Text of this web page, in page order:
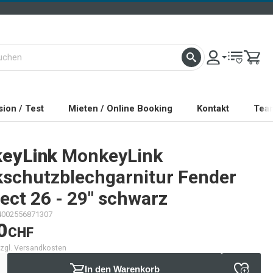
/ Test Mieten / Online Booking Kontakt
MonkeyLink
Fender
26 - 29" schwarz
CHF
Versandkosten
In den Warenkorb